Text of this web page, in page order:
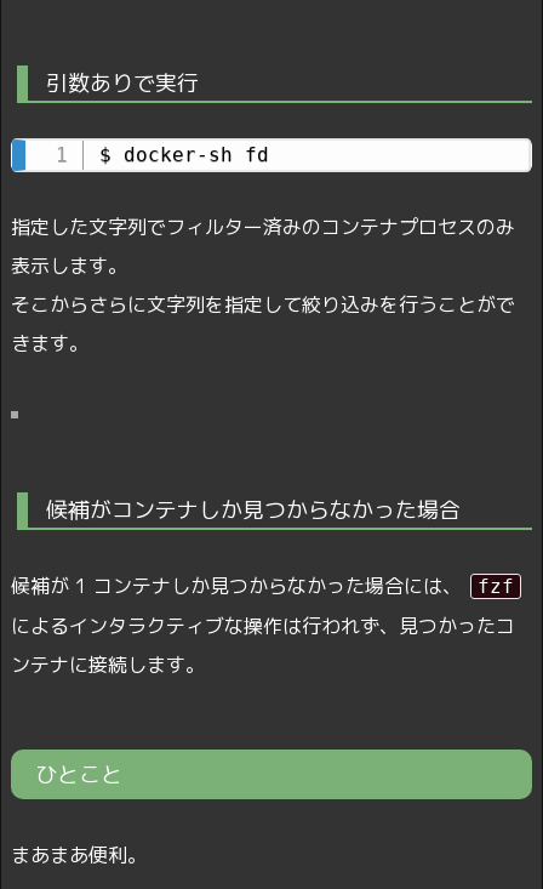
引数ありで実行
$ docker-sh fd
指定した文字列でフィルター済みのコンテナプロセスのみ
表示します。
そこからさらに文字列を指定して絞り込みを行うことがで
きます。
候補がコンテナしか見つからなかった場合
候補が 1 コンテナしか見つからなかった場合には、 fzf
によるインタラクティブな操作は行われず、見つかったコ
ンテナに接続します。
ひとこと
まあまあ便利。